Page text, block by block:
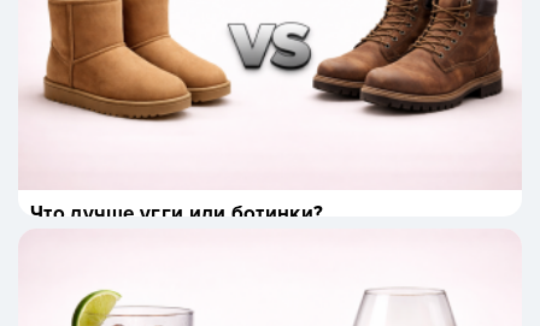
Что лучше угги или ботинки?